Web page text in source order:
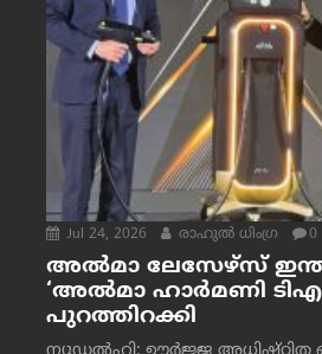
Jul 24, 2026 രാഹുല്‍ ധിംഗ്ര 0
അൽമാ ലേസേഴ്സ്
‘അൽമാ ഹാർമണി
പുറത്തിറക്കി